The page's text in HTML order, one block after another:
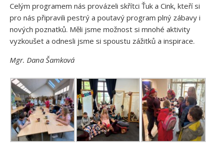
Celým programem nás provázeli skřítci Ťuk a Cink, kteří si
pro nás připravili pestrý a poutavý program plný zábavy i
nových poznatků. Měli jsme možnost si mnohé aktivity
vyzkoušet a odnesli jsme si spoustu zážitků a inspirace.
Mgr. Dana Šamková